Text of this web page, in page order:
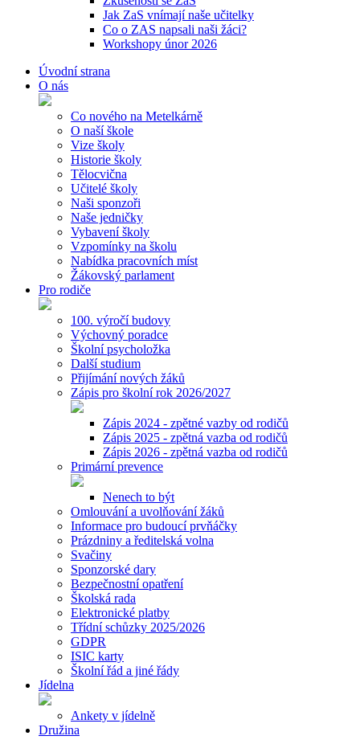
Jak ZaS vnímají naše učitelky
Co o ZAS napsali naši žáci?
Workshopy únor 2026
Úvodní strana
O nás
Co nového na Metelkárně
O naší škole
Vize školy
Historie školy
Tělocvična
Učitelé školy
Naši sponzoři
Naše jedničky
Vybavení školy
Vzpomínky na školu
Nabídka pracovních míst
Žákovský parlament
Pro rodiče
100. výročí budovy
Výchovný poradce
Školní psycholožka
Další studium
Přijímání nových žáků
Zápis pro školní rok 2026/2027
Zápis 2024 - zpětné vazby od rodičů
Zápis 2025 - zpětná vazba od rodičů
Zápis 2026 - zpětná vazba od rodičů
Primární prevence
Nenech to být
Omlouvání a uvolňování žáků
Informace pro budoucí prvňáčky
Prázdniny a ředitelská volna
Svačiny
Sponzorské dary
Bezpečnostní opatření
Školská rada
Elektronické platby
Třídní schůzky 2025/2026
GDPR
ISIC karty
Školní řád a jiné řády
Jídelna
Ankety v jídelně
Družina